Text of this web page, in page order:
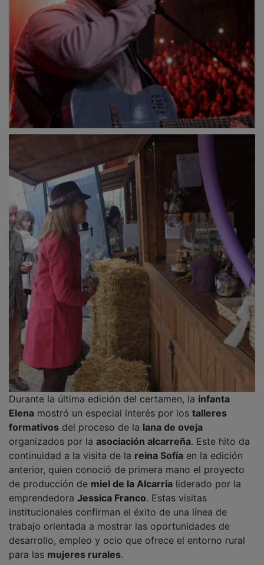
Durante la última edición del certamen, lainfanta
Elenamostró un especial interés por lostalleres
formativosdel proceso de lalana de oveja
organizados por laasociación alcarreña. Este hito da
continuidad a la visita de lareina Sofíaen la edición
anterior, quien conoció de primera mano el proyecto
de producción demiel de la Alcarrialiderado por la
emprendedora Jessica Franco. Estas visitas
institucionales confirman el éxito de una línea de
trabajo orientada a mostrar las oportunidades de
desarrollo, empleo y ocio que ofrece el entorno rural
para lasmujeres rurales.